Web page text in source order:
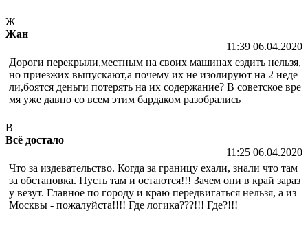
Ж
Жан
11:39 06.04.2020
Дороги перекрыли,местным на своих машинах ездить нельзя,
но приезжих выпускают,а почему их не изолируют на 2 неде
ли,боятся деньги потерять на их содержание? В советское вре
мя уже давно со всем этим бардаком разобрались
В
Всё достало
11:25 06.04.2020
Что за издевательство. Когда за границу ехали, знали что там
за обстановка. Пусть там и остаются!!! Зачем они в край зараз
у везут. Главное по городу и краю передвигаться нельзя, а из
Москвы - пожалуйста!!!! Где логика???!!! Где?!!!